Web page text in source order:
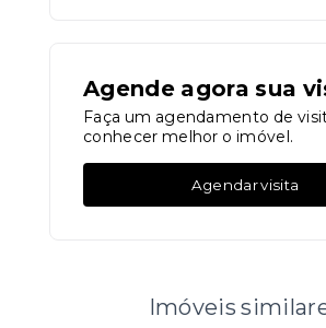
Agende agora sua
Faça um agendamento de
conhecer melhor o imóvel.
Agendar visita
Imóveis